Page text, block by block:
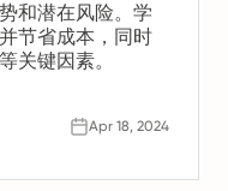
和潜在风险。学
节省成本，同时
关键因素。
Apr 18, 2024